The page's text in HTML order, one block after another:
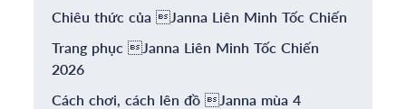
Chiêu thức của Janna Liên Minh Tốc Chiến
Trang phục Janna Liên Minh Tốc Chiến
2026
Cách chơi, cách lên đồ Janna mùa 4